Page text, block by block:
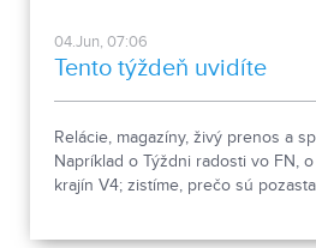
04.Jun, 07:06
Tento týždeň uvidíte
Relácie, magazíny, živý prenos a
Napríklad o Týždni radosti vo FN,
krajín V4; zistíme, prečo sú